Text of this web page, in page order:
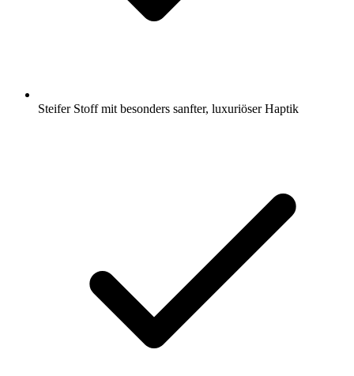
Steifer Stoff mit besonders sanfter, luxuriöser Haptik